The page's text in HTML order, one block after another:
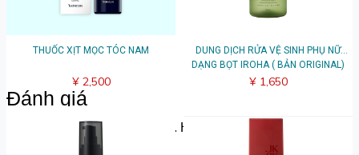
Đánh giá
Hãy chia sẻ suy nghĩ của bạn. Hãy là người đầu tiên để lại
bài đánh giá.
THUỐC XỊT MỌC TÓC NAM
¥ 2,500
DUNG DỊCH RỬA VỆ SINH PHỤ NỮ
DẠNG BỌT IROHA ( BẢN ORIGINAL)
¥ 1,650